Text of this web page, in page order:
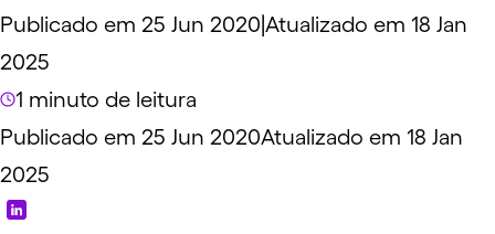
Publicado em 25 Jun 2020 Atualizado em 18 Jan
2025
1 minuto de leitura
Publicado em 25 Jun 2020Atualizado em 18 Jan
2025